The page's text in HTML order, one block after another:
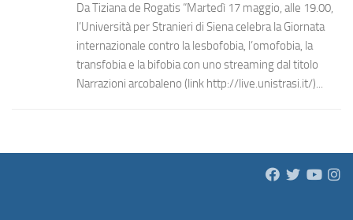
Da Tiziana de Rogatis “Martedì 17 maggio, alle 19.00,
l’Università per Stranieri di Siena celebra la Giornata
internazionale contro la lesbofobia, l’omofobia, la
transfobia e la bifobia con uno streaming dal titolo
Narrazioni arcobaleno (link http://live.unistrasi.it/)...